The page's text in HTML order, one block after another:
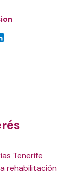
Tenerife
rehabilitación